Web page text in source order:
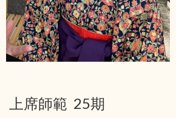
上席師範 25期